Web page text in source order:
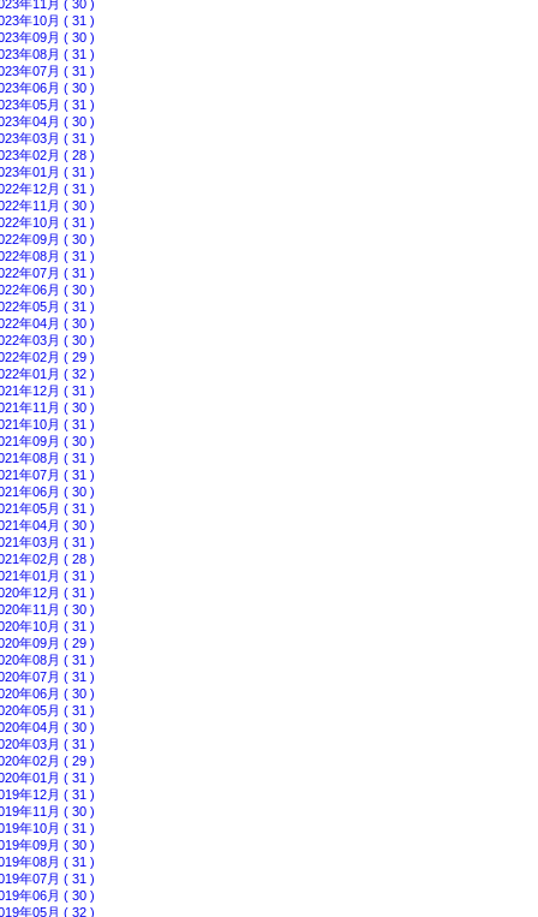
年11月 ( 30 )
年10月 ( 31 )
年09月 ( 30 )
年08月 ( 31 )
年07月 ( 31 )
年06月 ( 30 )
年05月 ( 31 )
年04月 ( 30 )
年03月 ( 31 )
年02月 ( 28 )
年01月 ( 31 )
年12月 ( 31 )
年11月 ( 30 )
年10月 ( 31 )
年09月 ( 30 )
年08月 ( 31 )
年07月 ( 31 )
年06月 ( 30 )
年05月 ( 31 )
年04月 ( 30 )
年03月 ( 30 )
年02月 ( 29 )
年01月 ( 32 )
年12月 ( 31 )
年11月 ( 30 )
年10月 ( 31 )
年09月 ( 30 )
年08月 ( 31 )
年07月 ( 31 )
年06月 ( 30 )
年05月 ( 31 )
年04月 ( 30 )
年03月 ( 31 )
年02月 ( 28 )
年01月 ( 31 )
年12月 ( 31 )
年11月 ( 30 )
年10月 ( 31 )
年09月 ( 29 )
年08月 ( 31 )
年07月 ( 31 )
年06月 ( 30 )
年05月 ( 31 )
年04月 ( 30 )
年03月 ( 31 )
年02月 ( 29 )
年01月 ( 31 )
年12月 ( 31 )
年11月 ( 30 )
年10月 ( 31 )
年09月 ( 30 )
年08月 ( 31 )
年07月 ( 31 )
年06月 ( 30 )
年05月 ( 32 )